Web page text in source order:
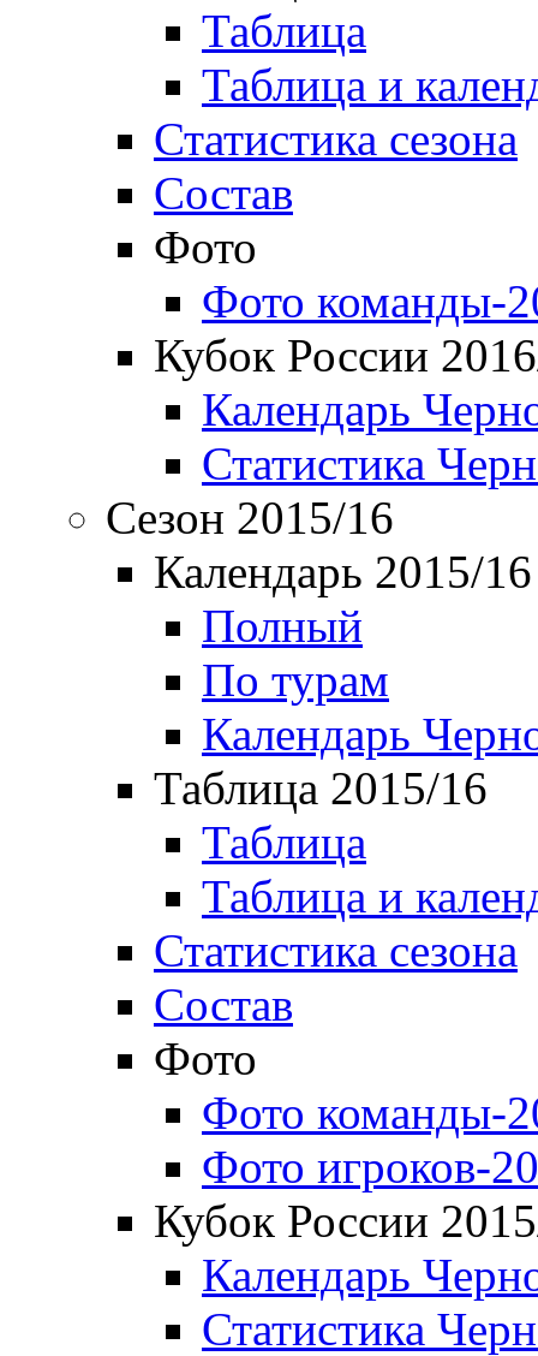
Таблица
Таблица и
Статистика сезона
Состав
Фото
Фото команды-
Кубок России
Календарь
Статистика
Сезон 2015/16
Календарь 2015/16
Полный
По турам
Календарь
Таблица 2015/16
Таблица
Таблица и
Статистика сезона
Состав
Фото
Фото команды-
Фото игроков-
Кубок России
Календарь
Статистика